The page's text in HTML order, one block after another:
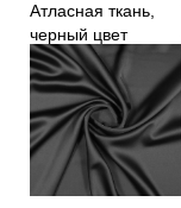
Атласная ткань,
черный цвет